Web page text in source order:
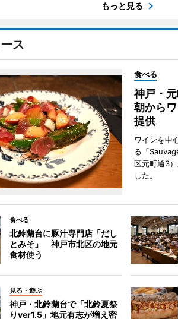
もっと見る
ス
食べる
神戸・
朝から
提供
ワインを中
る「
区元町通3
した。
食べる
北鈴蘭台に豚汁専門店「だし
とみそ」 神戸市北区の地元
食材使う
見る・遊ぶ
神戸・北鈴蘭台で「北鈴夏祭
りver1.5」地元有志が増え密